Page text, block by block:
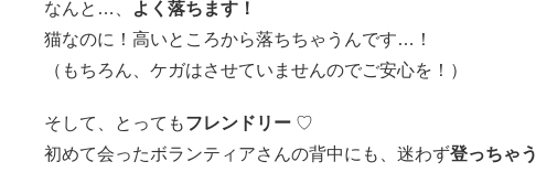
なんと…、
よく落ちます！
猫なのに！高いところから落ちちゃうんです…！
（もちろん、ケガはさせていませんのでご安心を！）
そして、とってもフレンドリー ♡
初めて会ったボランティアさんの背中にも、迷わず登っちゃう